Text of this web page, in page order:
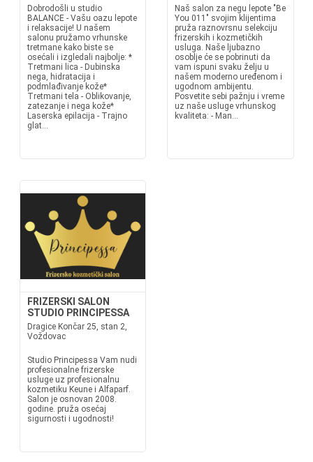
Dobrodošli u studio
BALANCE - Vašu oazu lepote
i relaksacije! U našem
salonu pružamo vrhunske
tretmane kako biste se
osećali i izgledali najbolje: *
Tretmani lica - Dubinska
nega, hidratacija i
podmlađivanje kože*
Tretmani tela - Oblikovanje,
zatezanje i nega kože*
Laserska epilacija - Trajno
glat...
Naš salon za negu lepote "Be
You 011" svojim klijentima
pruža raznovrsnu selekciju
frizerskih i kozmetičkih
usluga. Naše ljubazno
osoblje će se pobrinuti da
vam ispuni svaku želju u
našem moderno uređenom i
ugodnom ambijentu.
Posvetite sebi pažnju i vreme
uz naše usluge vrhunskog
kvaliteta: - Man...
FRIZERSKI SALON
STUDIO PRINCIPESSA
Dragice Končar 25, stan 2,
Voždovac
Studio Principessa Vam nudi
profesionalne frizerske
usluge uz profesionalnu
kozmetiku Keune i Alfaparf.
Salon je osnovan 2008.
godine. pruža osećaj
sigurnosti i ugodnosti!